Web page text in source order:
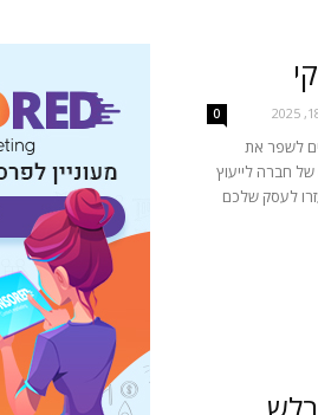
0
לשפר את
חברה לייעוץ
לעסק שלכם